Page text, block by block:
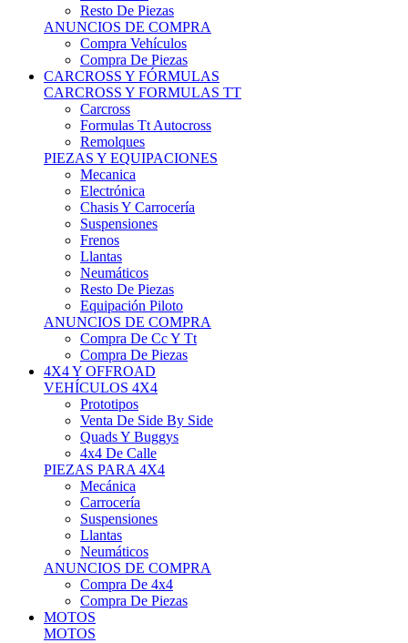
ANUNCIOS DE COMPRA
Compra Vehículos
Compra De Piezas
CARCROSS Y FÓRMULAS
CARCROSS Y FORMULAS TT
Carcross
Formulas Tt Autocross
Remolques
PIEZAS Y EQUIPACIONES
Mecanica
Electrónica
Chasis Y Carrocería
Suspensiones
Frenos
Llantas
Neumáticos
Resto De Piezas
Equipación Piloto
ANUNCIOS DE COMPRA
Compra De Cc Y Tt
Compra De Piezas
4X4 Y OFFROAD
VEHÍCULOS 4X4
Prototipos
Venta De Side By Side
Quads Y Buggys
4x4 De Calle
PIEZAS PARA 4X4
Mecánica
Carrocería
Suspensiones
Llantas
Neumáticos
ANUNCIOS DE COMPRA
Compra De 4x4
Compra De Piezas
MOTOS
MOTOS
Motos De Circuito